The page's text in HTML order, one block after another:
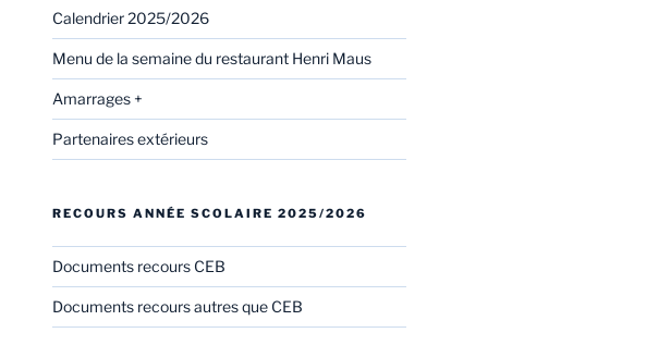
Calendrier 2025/2026
Menu de la semaine du restaurant Henri Maus
Amarrages +
Partenaires extérieurs
RECOURS ANNÉE SCOLAIRE 2025/2026
Documents recours CEB
Documents recours autres que CEB